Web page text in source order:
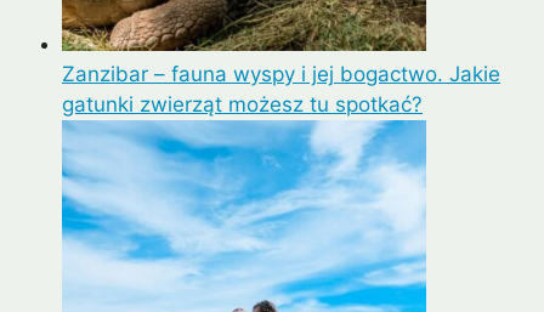
Zanzibar – fauna wyspy i jej bogactwo. Jakie
gatunki zwierząt możesz tu spotkać?